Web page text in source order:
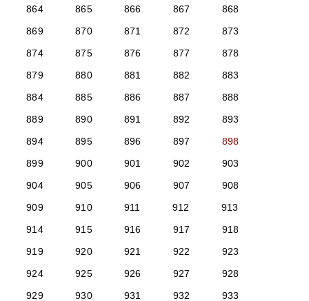
864
865 866 867
868
869
870 871 872
873
874
875 876 877
878
879
880 881 882
883
884
885 886 887
888
889
890 891 892
893
894
895 896 897
898
899
900 901 902
903
904
905 906 907
908
909
910 911 912
913
914
915 916 917
918
919
920 921 922
923
924
925 926 927
928
929
930 931 932 933